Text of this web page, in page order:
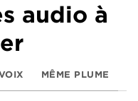
audio à
MÊME PLUME